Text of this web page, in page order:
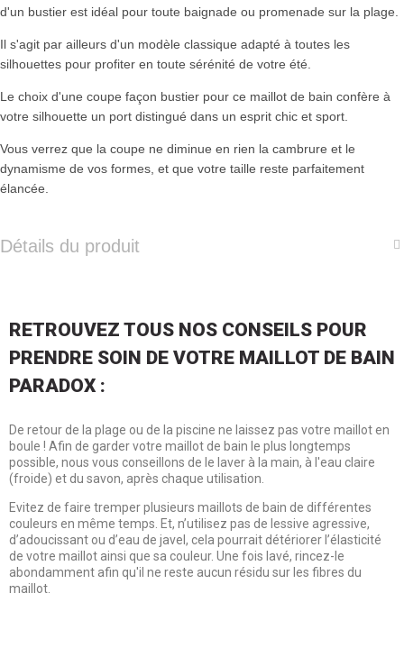
d'un bustier est idéal pour toute baignade ou promenade sur la plage.
Il s'agit par ailleurs d'un modèle classique adapté à toutes les
silhouettes pour profiter en toute sérénité de votre été.
Le choix d'une coupe façon bustier pour ce maillot de bain confère à
votre silhouette un port distingué dans un esprit chic et sport.
Vous verrez que la coupe ne diminue en rien la cambrure et le
dynamisme de vos formes, et que votre taille reste parfaitement
élancée.
Détails du produit
RETROUVEZ TOUS NOS CONSEILS POUR
PRENDRE SOIN DE VOTRE MAILLOT DE BAIN
PARADOX :
De retour de la plage ou de la piscine ne laissez pas votre maillot en
boule ! Afin de garder votre maillot de bain le plus longtemps
possible, nous vous conseillons de le laver à la main, à l'eau claire
(froide) et du savon, après chaque utilisation.
Evitez de faire tremper plusieurs maillots de bain de différentes
couleurs en même temps. Et, n’utilisez pas de lessive agressive,
d’adoucissant ou d’eau de javel, cela pourrait détériorer l’élasticité
de votre maillot ainsi que sa couleur. Une fois lavé, rincez-le
abondamment afin qu'il ne reste aucun résidu sur les fibres du
maillot.